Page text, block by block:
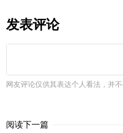
发表评论
网友评论仅供其表达个人看法，并
阅读下一篇